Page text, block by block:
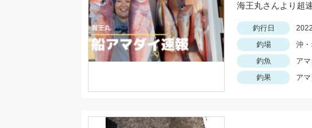
海王丸さんより超
釣行日
釣場
沖
釣魚
アマ
釣果
ア